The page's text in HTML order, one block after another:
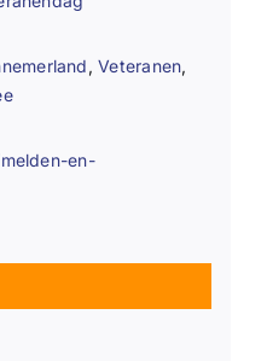
,Veteranen,
en-